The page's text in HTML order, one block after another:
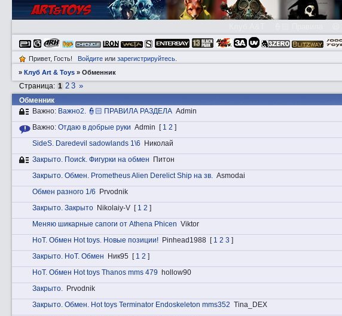
Привет, Гость! Войдитеили зарегистрируйтесь.
»Клуб Art & Toys »Обменник
Обменник
Страница: 1 2 3 »
Важно: Вaжнo2. 👮🏻 ПРАВИЛА РАЗДЕЛА Admin
Важно: Отдаю в добрые руки Admin [ 1 2 ]
SidеS. Daredevil sadowlands 1\6 Николай
Закрытo. Пoиck. Фигурки на обмен Питон
Закрытo. Обмен. Prometheus Alien Derelict Ship на зв. Asmodai
Обмен разного 1/6 Prvodnik
Закрытo. Закрытo Nikolaiy-V [ 1 2 ]
Меняю шикарные сапоги от Athena Phicen Viktor
HоT. Обмен Hot toys. Новые позиции! Pinhead1988 [ 1 2 3 ]
Закрытo. HоT. Обмен Ник95 [ 1 2 ]
HоT. Обмен Hot toys Thanos mms 479 hollow90
Закрытo. Prvodnik
Закрытo. Обмен. Hot toys Terminator Endoskeleton mms352 Tina_DEX